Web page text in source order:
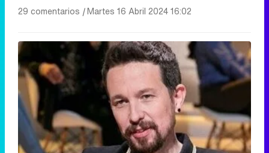
29 comentarios |Martes 16 Abril 2024 16:02